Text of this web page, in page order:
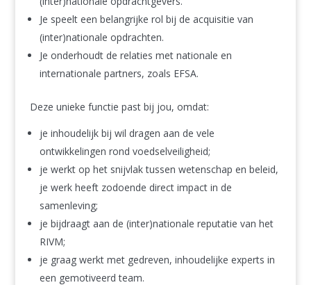
Je speelt een belangrijke rol bij de acquisitie van
(inter)nationale opdrachten.
Je onderhoudt de relaties met nationale en
internationale partners, zoals EFSA.
Deze unieke functie past bij jou, omdat:
je inhoudelijk bij wil dragen aan de vele
ontwikkelingen rond voedselveiligheid;
je werkt op het snijvlak tussen wetenschap en beleid,
je werk heeft zodoende direct impact in de
samenleving;
je bijdraagt aan de (inter)nationale reputatie van het
RIVM;
je graag werkt met gedreven, inhoudelijke experts in
een gemotiveerd team.